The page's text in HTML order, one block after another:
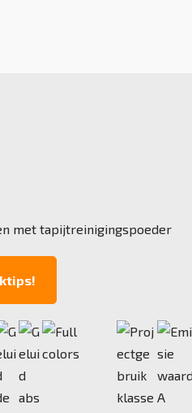
met tapijtreinigingspoeder